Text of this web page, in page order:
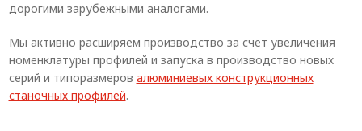
дорогими зарубежными аналогами.
Мы активно расширяем производство за счёт увеличения
номенклатуры профилей и запуска в производство новых
серий и типоразмеров алюминиевых конструкционных
станочных профилей.